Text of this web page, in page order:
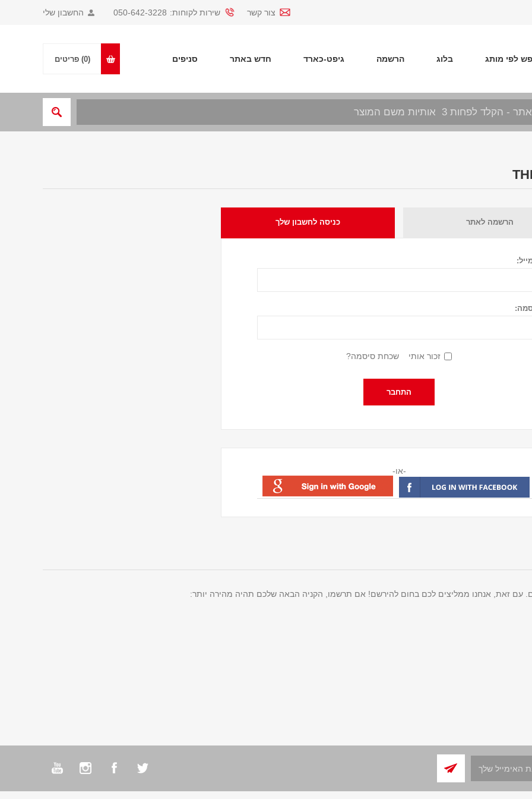
החשבון שלי צור קשר שירות לקוחות: 050-642-3228
לפי מותג בלוג הרשמה גיפט-כארד חדש באתר סניפים (0) פריטים
הרשמה לאתר כניסה לחשבון שלך
זכור אותי שכחת סיסמה?
-או-
עם זאת, אנחנו ממליצים לכם בחום להירשם! אם תרשמו, הקניה הבאה שלכם תהיה מהירה יותר: